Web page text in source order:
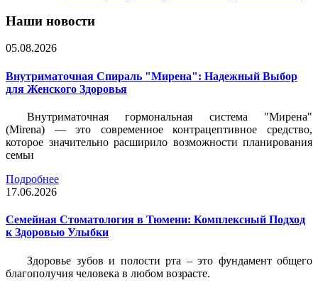
Наши новости
05.08.2026
Внутриматочная Спираль "Мирена": Надежный Выбор
для Женского Здоровья
Внутриматочная гормональная система "Мирена"
(Mirena) — это современное контрацептивное средство,
которое значительно расширило возможности планирования
семьи
Подробнее
17.06.2026
Семейная Стоматология в Тюмени: Комплексный Подход
к Здоровью Улыбки
Здоровье зубов и полости рта – это фундамент общего
благополучия человека в любом возрасте.